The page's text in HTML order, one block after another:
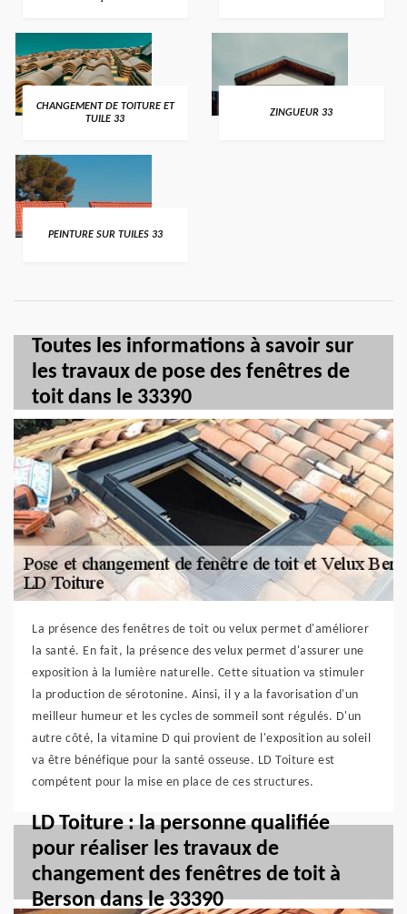
CHANGEMENT DE TOITURE ET
TUILE 33
ZINGUEUR 33
PEINTURE SUR TUILES 33
Toutes les informations à savoir sur
les travaux de pose des fenêtres de
toit dans le 33390
La présence des fenêtres de toit ou velux permet d'améliorer
la santé. En fait, la présence des velux permet d'assurer une
exposition à la lumière naturelle. Cette situation va stimuler
la production de sérotonine. Ainsi, il y a la favorisation d'un
meilleur humeur et les cycles de sommeil sont régulés. D'un
autre côté, la vitamine D qui provient de l'exposition au soleil
va être bénéfique pour la santé osseuse. LD Toiture est
compétent pour la mise en place de ces structures.
LD Toiture : la personne qualifiée
pour réaliser les travaux de
changement des fenêtres de toit à
Berson dans le 33390